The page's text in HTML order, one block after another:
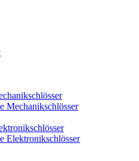
Mechanikschlösser
Elektronikschlösser